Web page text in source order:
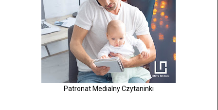
Patronat Medialny Czytaninki